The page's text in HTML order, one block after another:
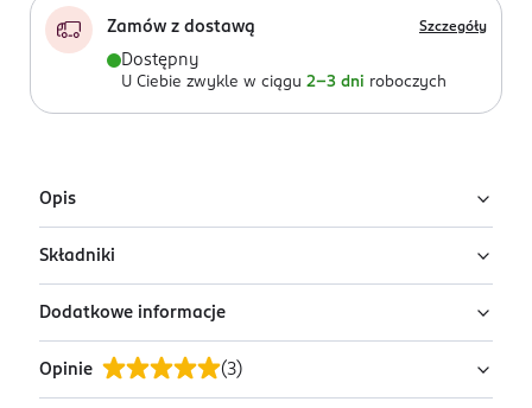
Zamów z dostawą Szczegóły
Dostępny
U Ciebie zwykle w ciągu 2-3 dni roboczych
Opis
Klasyczny lakier do paznokci Semilac Neon
Red
zmysłowa, pełna energii neonowa czerwień,
przyciągająca spojrzenia. Łączy w sobie odwagę,
Składniki
Ingredients: : BUTYL ACETATE, ETHYL ACETATE,
NITROCELLULOSE, ADIPIC ACID/NEOPENTYL
GLYCOL/TRIMELLITIC ANHYDRIDE COPOLYMER,
ISOPROPYL ALCOHOL, ISOPHORONE
Dodatkowe informacje
PRZYGOTOWANIE I STOSOWANIE
Przed użyciem dobrze wstrząśnij buteleczką. Wewnątrz
Opinie (3)